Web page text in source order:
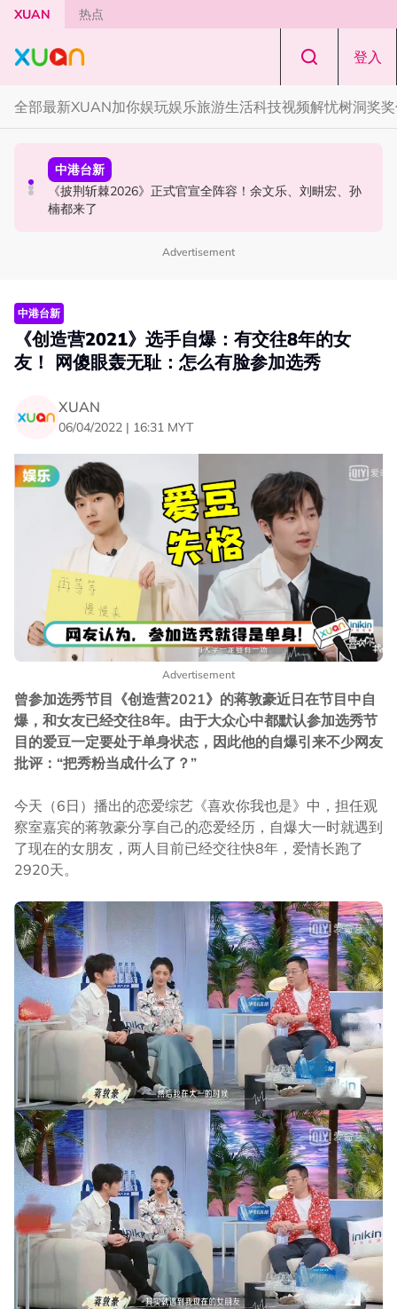
Skip to main content
XUAN 热点
登入
全部最新XUAN加你娱玩娱乐旅游生活科技视频解忧树洞奖
中港台新
陈土豆玩梗《下一站幸福》！同框阿信、吴建豪上演“光晞
不能捐”桥段
演唱会
范玮琪云顶开唱哽咽了！感性告白大马粉丝：我想继续唱
下去
中港台新
《披荆斩棘2026》正式官宣全阵容！余文乐、刘畊宏、孙
楠都来了
Advertisement
中港台新
《创造营2021》选手自爆：有交往8年的女
友！ 网傻眼轰无耻：怎么有脸参加选秀
XUAN
06/04/2022 | 16:31 MYT
Advertisement
曾参加选秀节目《创造营2021》的蒋敦豪近日在节目中自
爆，和女友已经交往8年。由于大众心中都默认参加选秀节
目的爱豆一定要处于单身状态，因此他的自爆引来不少网友
批评：“把秀粉当成什么了？”
今天（6日）播出的恋爱综艺《喜欢你我也是》中，担任观
察室嘉宾的蒋敦豪分享自己的恋爱经历，自爆大一时就遇到
了现在的女朋友，两人目前已经交往快8年，爱情长跑了
2920天。